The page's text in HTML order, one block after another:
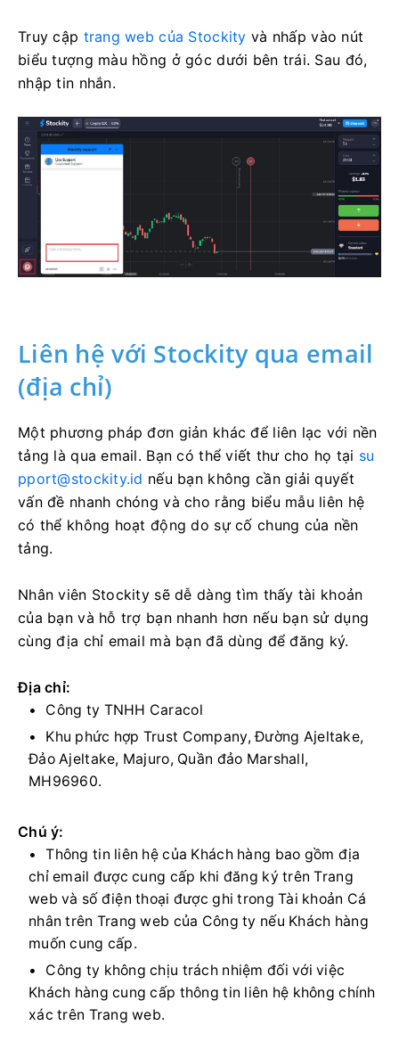
Truy cập trang web của Stockity và nhấp vào nút
biểu tượng màu hồng ở góc dưới bên trái. Sau đó,
nhập tin nhắn.
Liên hệ với Stockity qua email
(địa chỉ)
Một phương pháp đơn giản khác để liên lạc với nền
tảng là qua email. Bạn có thể viết thư cho họ tại su
pport@stockity.id nếu bạn không cần giải quyết
vấn đề nhanh chóng và cho rằng biểu mẫu liên hệ
có thể không hoạt động do sự cố chung của nền
tảng.
Nhân viên Stockity sẽ dễ dàng tìm thấy tài khoản
của bạn và hỗ trợ bạn nhanh hơn nếu bạn sử dụng
cùng địa chỉ email mà bạn đã dùng để đăng ký.
Địa chỉ:
Công ty TNHH Caracol
Khu phức hợp Trust Company, Đường Ajeltake,
Đảo Ajeltake, Majuro, Quần đảo Marshall,
MH96960.
Chú ý:
Thông tin liên hệ của Khách hàng bao gồm địa
chỉ email được cung cấp khi đăng ký trên Trang
web và số điện thoại được ghi trong Tài khoản Cá
nhân trên Trang web của Công ty nếu Khách hàng
muốn cung cấp.
Công ty không chịu trách nhiệm đối với việc
Khách hàng cung cấp thông tin liên hệ không chính
xác trên Trang web.